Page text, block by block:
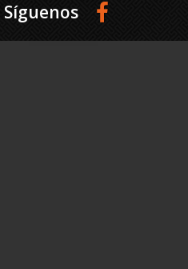
Síguenos